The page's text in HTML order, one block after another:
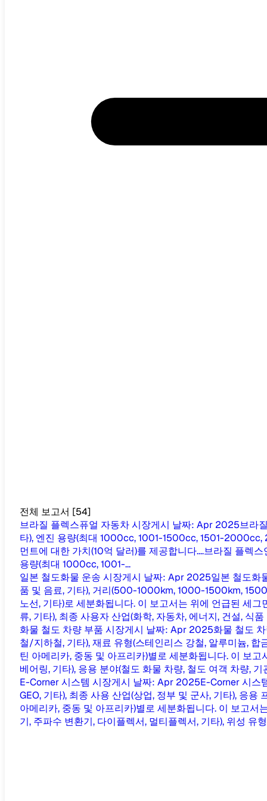
전체 보고서 [54]
브라질 플렉스퓨얼 자동차 시장게시 날짜: Apr 2025브라
타), 엔진 용량(최대 1000cc, 1001-1500cc, 1501-2000cc,
먼트에 대한 가치(10억 달러)를 제공합니다....브라질 플렉스
용량(최대 1000cc, 1001-...
일본 철도화물 운송 시장게시 날짜: Apr 2025일본 철도화
품 및 음료, 기타), 거리(500-1000km, 1000-1500km,
노선, 기타)로 세분화됩니다. 이 보고서는 위에 언급된 세그
류, 기타), 최종 사용자 산업(화학, 자동차, 에너지, 건설, 식품
화물 철도 차량 부품 시장게시 날짜: Apr 2025화물 철도
철/지하철, 기타), 재료 유형(스테인리스 강철, 알루미늄, 합
틴 아메리카, 중동 및 아프리카)별로 세분화됩니다. 이 보
베어링, 기타), 응용 분야(철도 화물 차량, 철도 여객 차량,
E-Corner 시스템 시장게시 날짜: Apr 2025E-Corner 시스
GEO, 기타), 최종 사용 산업(상업, 정부 및 군사, 기타), 응
아메리카, 중동 및 아프리카)별로 세분화됩니다. 이 보고서
기, 주파수 변환기, 다이플렉서, 멀티플렉서, 기타), 위성 유